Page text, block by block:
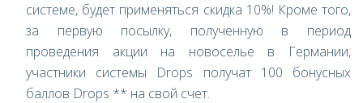
системе, будет применяться скидка 10%! Кроме того,
за первую посылку, полученную в период
проведения акции на новоселье в Германии,
участники системы Drops получат 100 бонусных
баллов Drops ** на свой счет.